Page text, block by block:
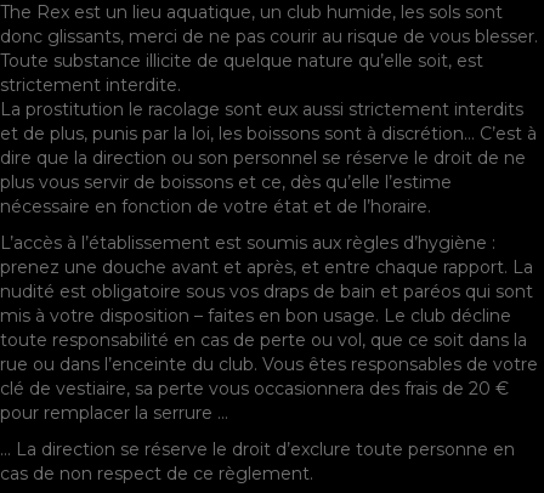
The Rex est un lieu aquatique, un club humide, les sols sont
donc glissants, merci de ne pas courir au risque de vous blesser.
Toute substance illicite de quelque nature qu’elle soit, est
strictement interdite.
La prostitution le racolage sont eux aussi strictement interdits
et de plus, punis par la loi, les boissons sont à discrétion… C’est à
dire que la direction ou son personnel se réserve le droit de ne
plus vous servir de boissons et ce, dès qu’elle l’estime
nécessaire en fonction de votre état et de l’horaire.
L’accès à l’établissement est soumis aux règles d’hygiène :
prenez une douche avant et après, et entre chaque rapport. La
nudité est obligatoire sous vos draps de bain et paréos qui sont
mis à votre disposition – faites en bon usage. Le club décline
toute responsabilité en cas de perte ou vol, que ce soit dans la
rue ou dans l’enceinte du club. Vous êtes responsables de votre
clé de vestiaire, sa perte vous occasionnera des frais de 20 €
pour remplacer la serrure …
… La direction se réserve le droit d’exclure toute personne en
cas de non respect de ce règlement.